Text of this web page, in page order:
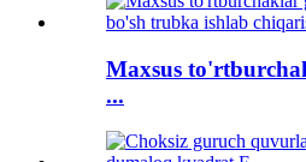
Maxsus
...